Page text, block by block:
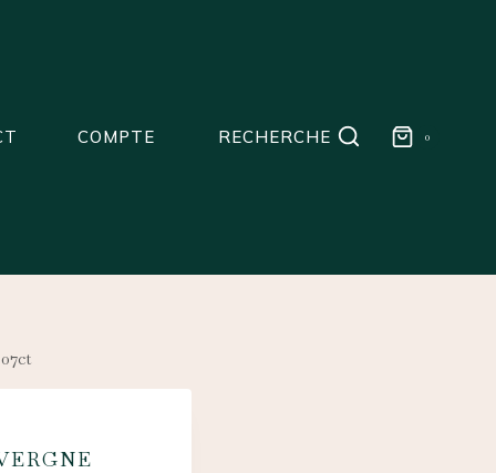
COMPTE RECHERCHE 0